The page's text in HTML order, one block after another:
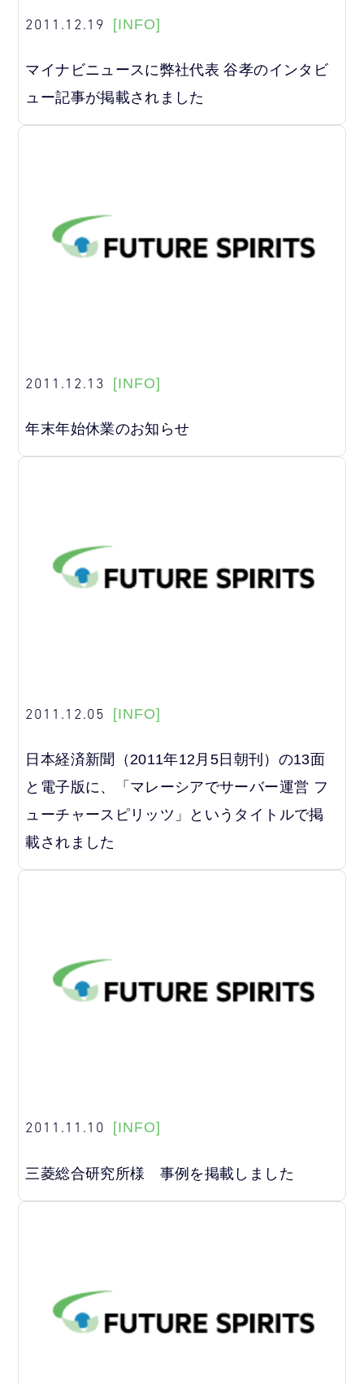
2011.12.19 [INFO]
マイナビニュースに弊社代表 谷孝のインタビ
ュー記事が掲載されました
2011.12.13 [INFO]
年末年始休業のお知らせ
2011.12.05 [INFO]
日本経済新聞（2011年12月5日朝刊）の13面
と電子版に、「マレーシアでサーバー運営 フ
ューチャースピリッツ」というタイトルで掲
載されました
2011.11.10 [INFO]
三菱総合研究所様 事例を掲載しました